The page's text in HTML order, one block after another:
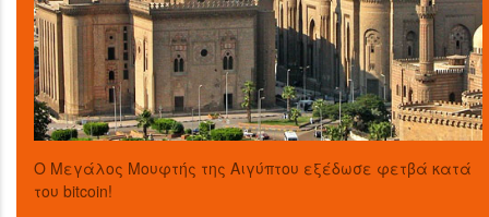
O Μεγάλος Μουφτής της Αιγύπτου εξέδωσε φετβά κατά
του bitcoin!